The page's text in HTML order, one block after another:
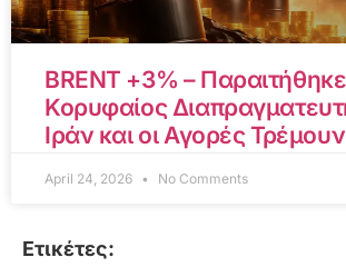
BRENT +3% –
Κορυφαίος
Ιράν και οι Αγορές Τρέμουν
April 24, 2026 No Comments
Ετικέτες: